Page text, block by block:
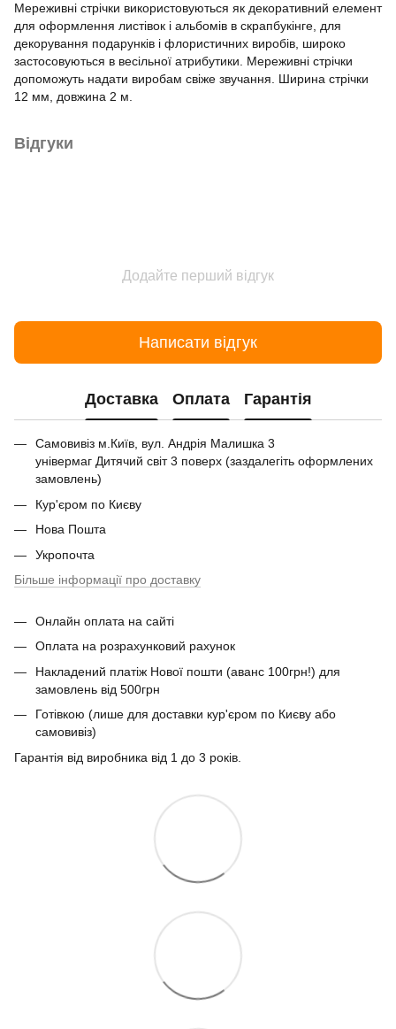
Мереживні стрічки використовуються як декоративний елемент
для оформлення листівок і альбомів в скрапбукінге, для
декорування подарунків і флористичних виробів, широко
застосовуються в весільної атрибутики. Мереживні стрічки
допоможуть надати виробам свіже звучання. Ширина стрічки
12 мм, довжина 2 м.
Відгуки
Додайте перший відгук
Написати відгук
Доставка Оплата Гарантія
Самовивіз м.Київ, вул. Андрія Малишка 3
універмаг Дитячий світ 3 поверх (заздалегіть оформлених
замовлень)
Кур'єром по Києву
Нова Пошта
Укропочта
Більше інформації про доставку
Онлайн оплата на сайті
Оплата на розрахунковий рахунок
Накладений платіж Нової пошти (аванс 100грн!) для
замовлень від 500грн
Готівкою (лише для доставки кур'єром по Києву або
самовивіз)
Гарантія від виробника від 1 до 3 років.